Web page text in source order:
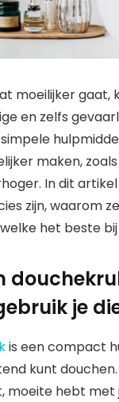
moeilijker gaat,
en zelfs
maken,
In dit
zijn, waarom
het beste
je
is een compact
kunt
moeite hebt met